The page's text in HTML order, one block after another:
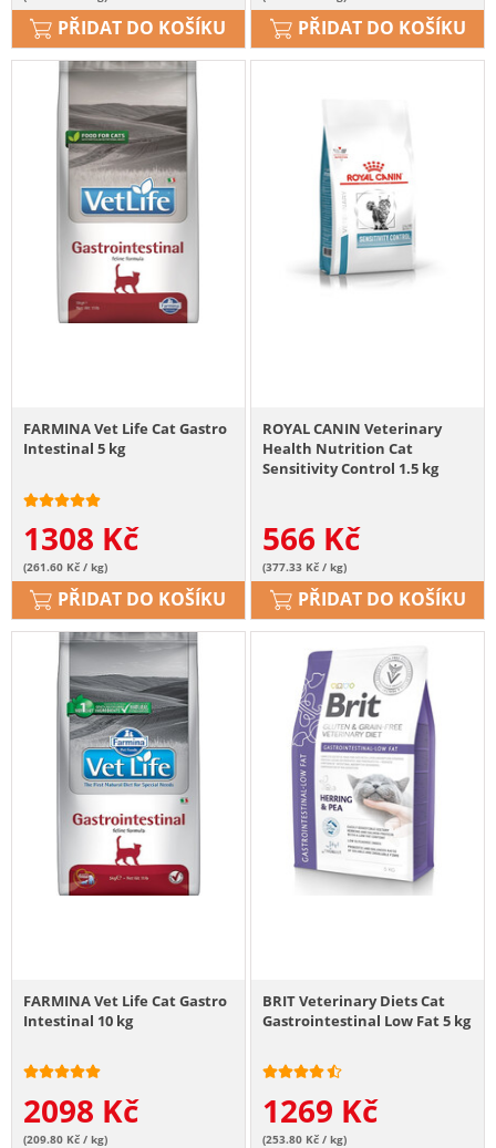
PŘIDAT DO KOŠÍKU PŘIDAT DO KOŠÍKU
FARMINA Vet Life Cat Gastro
Intestinal 5 kg
1308 Kč
(261.60 Kč / kg)
PŘIDAT DO KOŠÍKU
ROYAL CANIN Veterinary
Health Nutrition Cat
Sensitivity Control 1.5 kg
566 Kč
(377.33 Kč / kg)
PŘIDAT DO KOŠÍKU
FARMINA Vet Life Cat Gastro
Intestinal 10 kg
2098 Kč
(209.80 Kč / kg)
BRIT Veterinary Diets Cat
Gastrointestinal Low Fat 5 kg
1269 Kč
(253.80 Kč / kg)